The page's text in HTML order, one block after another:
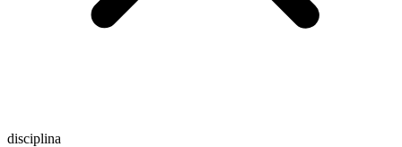
disciplina